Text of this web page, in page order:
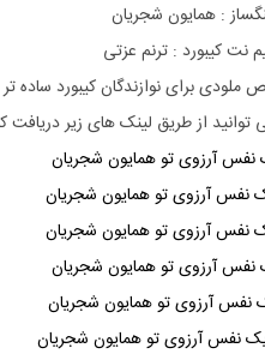
: همایون شجریان
نت کیبورد : ترنم عزتی
برای نوازندگان کیبورد ساده
توانید از طریق لینک های زیر دریافت
نفس آرزوی تو همایون شجریان
نفس آرزوی تو همایون شجریان
نفس آرزوی تو همایون شجریان
نفس آرزوی تو همایون شجریان
نفس آرزوی تو همایون شجریان
نفس آرزوی تو همایون شجریان